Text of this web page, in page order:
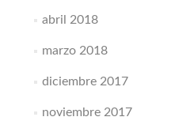
abril 2018
marzo 2018
diciembre 2017
noviembre 2017